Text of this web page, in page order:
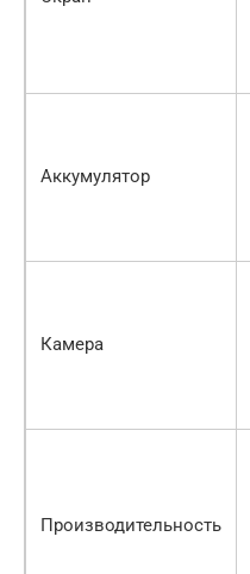
Аккумулятор
Камера
Производительность